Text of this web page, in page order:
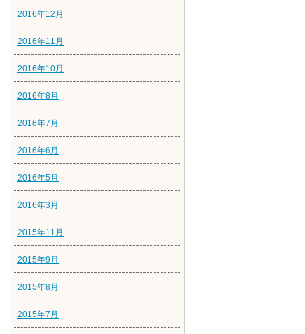
2016年12月
2016年11月
2016年10月
2016年8月
2016年7月
2016年6月
2016年5月
2016年3月
2015年11月
2015年9月
2015年8月
2015年7月